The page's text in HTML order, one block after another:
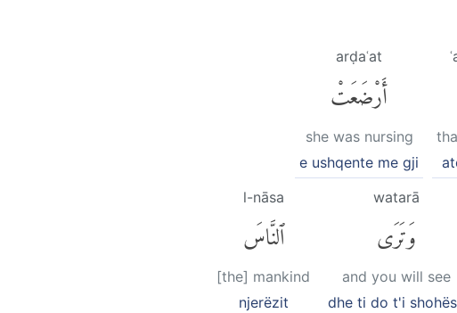
arḍaʿat
أَرْضَعَتْ
she was nursing
e ushqente me gji
watarā
وَتَرَى
and you will see
dhe ti do t'i
l-nāsa
ٱلنَّاسَ
[the] mankind
njerëzit